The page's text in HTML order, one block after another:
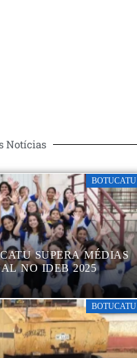
Notícias
BOTUCATU
SUPERA MÉDIAS
NO IDEB 2025
BOTUCATU